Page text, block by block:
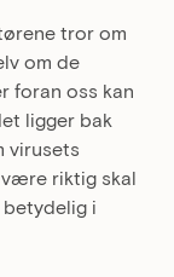
tror om
om de
foran oss kan
ligger bak
virusets
være riktig skal
i